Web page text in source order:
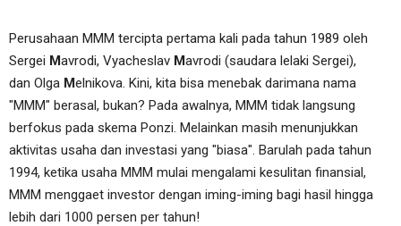
Perusahaan MMM tercipta pertama kali pada tahun 1989 oleh
Sergei Mavrodi, Vyacheslav Mavrodi (saudara lelaki Sergei),
dan Olga Melnikova. Kini, kita bisa menebak darimana nama
"MMM" berasal, bukan? Pada awalnya, MMM tidak langsung
berfokus pada skema Ponzi. Melainkan masih menunjukkan
aktivitas usaha dan investasi yang "biasa". Barulah pada tahun
1994, ketika usaha MMM mulai mengalami kesulitan finansial,
MMM menggaet investor dengan iming-iming bagi hasil hingga
lebih dari 1000 persen per tahun!